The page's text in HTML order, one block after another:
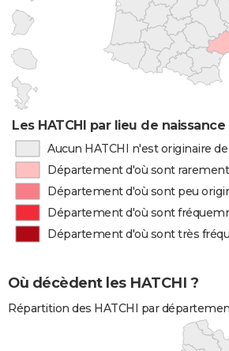
Les HATCHI par lieu de naissance
Aucun HATCHI n'est originaire
Département d'où sont rarement
Département d'où sont peu
Département d'où sont
Département d'où sont très
Où décèdent les HATCHI ?
Répartition des HATCHI par